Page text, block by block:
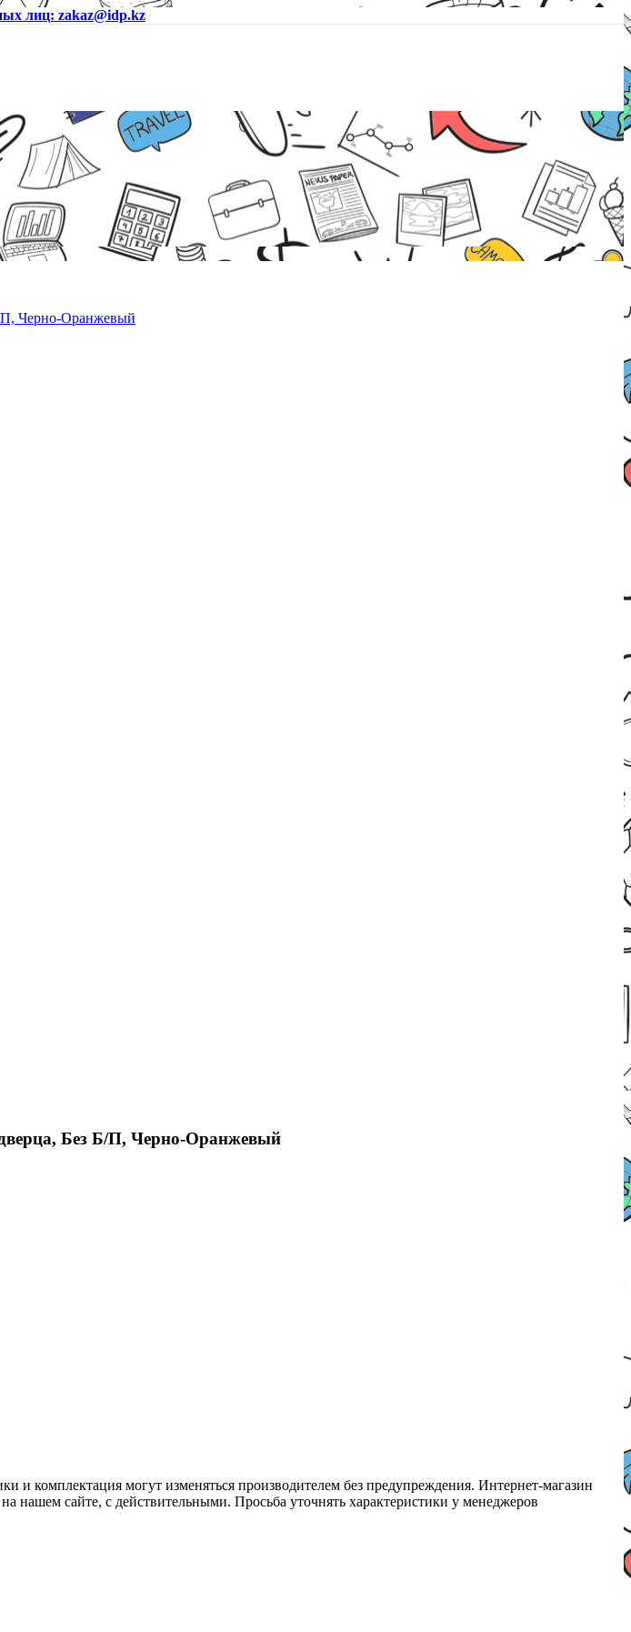
лиц: zakaz@idp.kz
П, Черно-Оранжевый
Без Б/П, Черно-Оранжевый
комплектация могут изменяться производителем без предупреждения. Интернет-магазин
нашем сайте, с действительными. Просьба уточнять характеристики у менеджеров